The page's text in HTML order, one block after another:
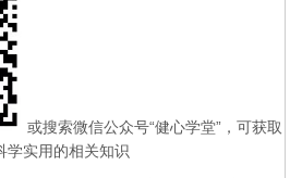
或搜索微信公众号“健心学堂”，可获取
学实用的相关知识